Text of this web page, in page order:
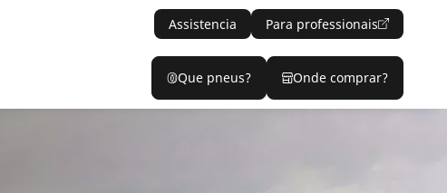
Assistencia Para professionais
Que pneus? Onde comprar?